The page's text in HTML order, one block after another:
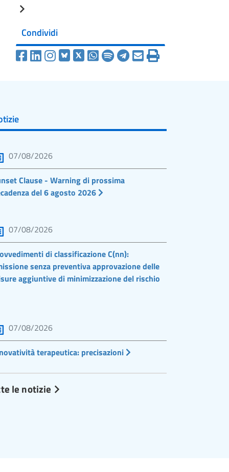
Condividi
07/08/2026
Clause - Warning di prossima
del 6 agosto 2026
07/08/2026
di classificazione C(nn):
senza preventiva approvazione delle
aggiuntive di minimizzazione del rischio
07/08/2026
terapeutica: precisazioni
le notizie